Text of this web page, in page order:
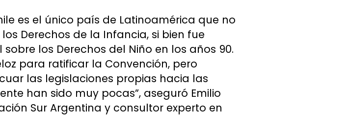
es el único país de Latinoamérica que no
Derechos de la Infancia, si bien fue
los Derechos del Niño en los años 90.
para ratificar la Convención, pero
las legislaciones propias hacia las
han sido muy pocas”, aseguró Emilio
Sur Argentina y consultor experto en